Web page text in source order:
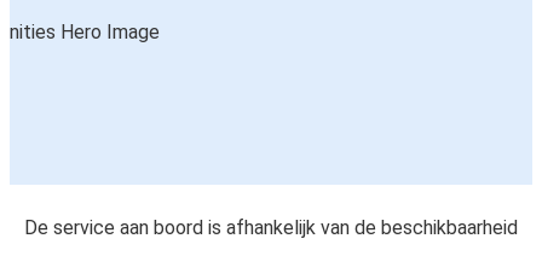
De service aan boord is afhankelijk van de beschikbaarheid